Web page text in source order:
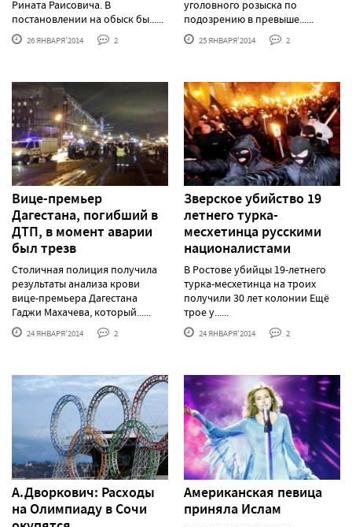
Рината Раисовича. В
постановлении на обыск бы......
26 ЯНВАРЯ'2014 2
уголовного розыска по
подозрению в превыше......
25 ЯНВАРЯ'2014 2
Вице-премьер
Дагестана, погибший в
ДТП, в момент аварии
был трезв
Столичная полиция получила
результаты анализа крови
вице-премьера Дагестана
Гаджи Махачева, который......
24 ЯНВАРЯ'2014 2
Зверское убийство 19
летнего турка-
месхетинца русскими
националистами
В Ростове убийцы 19-летнего
турка-месхетинца на троих
получили 30 лет колонии Ещё
трое у......
24 ЯНВАРЯ'2014 2
А.Дворкович: Расходы
на Олимпиаду в Сочи
Американская певица
приняла Ислам